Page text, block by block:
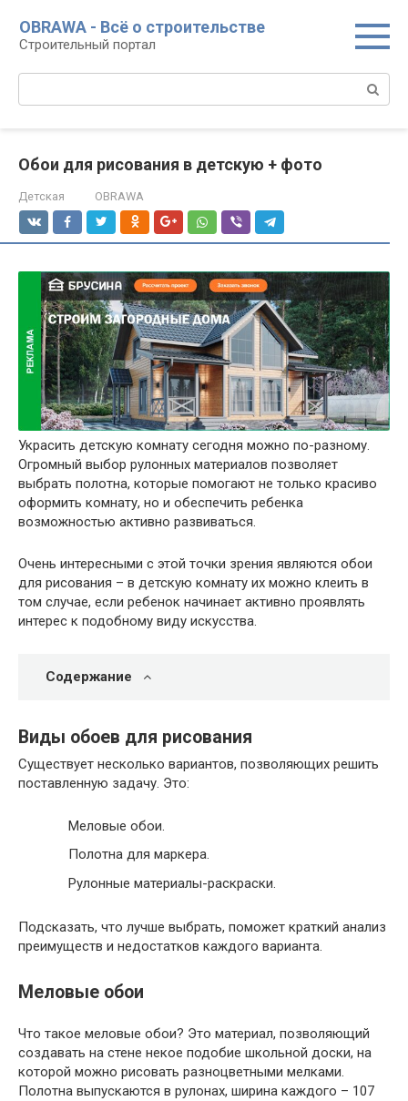
контенту
OBRAWA - Всё о строительстве
Строительный портал
Обои для рисования в детскую + фото
Детская OBRAWA
Украсить детскую комнату сегодня можно по-разному.
Огромный выбор рулонных материалов позволяет
выбрать полотна, которые помогают не только красиво
оформить комнату, но и обеспечить ребенка
возможностью активно развиваться.
Очень интересными с этой точки зрения являются обои
для рисования – в детскую комнату их можно клеить в
том случае, если ребенок начинает активно проявлять
интерес к подобному виду искусства.
Содержание
Виды обоев для рисования
Существует несколько вариантов, позволяющих решить
поставленную задачу. Это:
Меловые обои.
Полотна для маркера.
Рулонные материалы-раскраски.
Подсказать, что лучше выбрать, поможет краткий анализ
преимуществ и недостатков каждого варианта.
Меловые обои
Что такое меловые обои? Это материал, позволяющий
создавать на стене некое подобие школьной доски, на
которой можно рисовать разноцветными мелками.
Полотна выпускаются в рулонах, ширина каждого – 107